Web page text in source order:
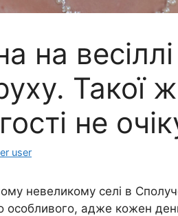
на
Такої
не
user
невеликому селі в
особливого, адже кожен